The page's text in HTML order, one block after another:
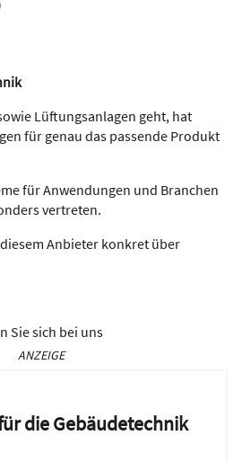
Lüftungsanlagen geht, hat
für genau das passende Produkt
für Anwendungen und Branchen
vertreten.
Anbieter konkret über
Sie sich bei uns
ANZEIGE
die Gebäudetechnik